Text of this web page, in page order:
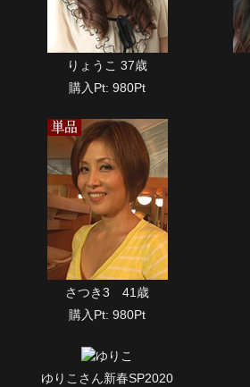
りょうこ 37歳
購入Pt: 980Pt
さつき3 41歳
購入Pt: 980Pt
ゆりこさん新春SP2020